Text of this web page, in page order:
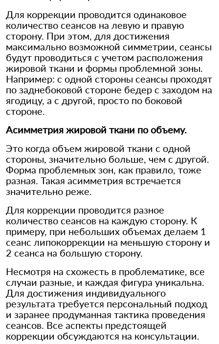
Для коррекции проводится одинаковое
количество сеансов на левую и правую
сторону. При этом, для достижения
максимально возможной симметрии, сеансы
будут проводиться с учетом расположения
жировой ткани и формы проблемной зоны.
Например: с одной стороны сеансы проходят
по заднебоковой стороне бедер с заходом на
ягодицу, а с другой, просто по боковой
стороне.
Асимметрия жировой ткани по объему.
Это когда объем жировой ткани с одной
стороны, значительно больше, чем с другой.
Форма проблемных зон, как правило, тоже
разная. Такая асимметрия встречается
значительно реже.
Для коррекции проводится разное
количество сеансов на каждую сторону. К
примеру, при небольших объемах делаем 1
сеанс липокоррекции на меньшую сторону и
2 сеанса на большую сторону.
Несмотря на схожесть в проблематике, все
случаи разные, и каждая фигура уникальна.
Для достижения индивидуального
результата требуется персональный подход
и заранее продуманная тактика проведения
сеансов. Все аспекты предстоящей
коррекции обсуждаются на консультации.